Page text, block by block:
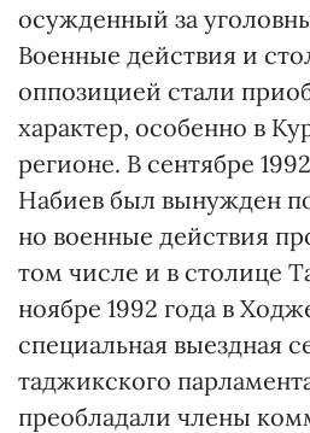
осужденный за
Военные действия и
оппозицией стали
характер, особенно в
регионе. В сентябре
Набиев был вынужден
но военные действия
том числе и в столице
ноябре 1992 года в
специальная выездная
таджикского
преобладали члены